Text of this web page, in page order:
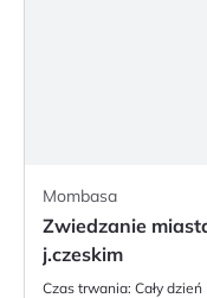
Mombasa
Zwiedzanie
j.czeskim
Czas trwania: Cały dzień